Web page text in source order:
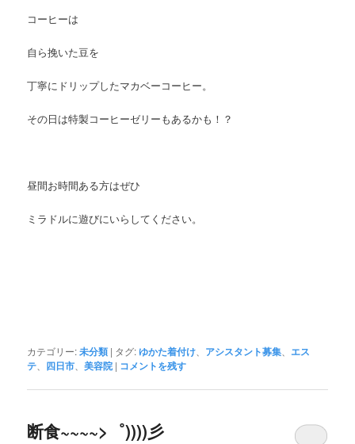
コーヒーは
自ら挽いた豆を
丁寧にドリップしたマカベーコーヒー。
その日は特製コーヒーゼリーもあるかも！？
昼間お時間ある方はぜひ
ミラドルに遊びにいらしてください。
カテゴリー:未分類 | タグ:ゆかた着付け アシスタント募集
エス
テ
四日市 、美容院 | コメントを残す
断食~~~~>゜))))彡